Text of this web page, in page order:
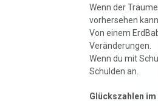
Wenn der
vorhersehen
Von einem
Veränderungen.
Wenn du mit
Schulden an.
Glückszahlen